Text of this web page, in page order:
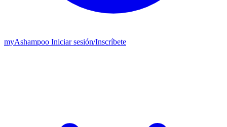
myAshampoo Iniciar sesión/Inscríbete